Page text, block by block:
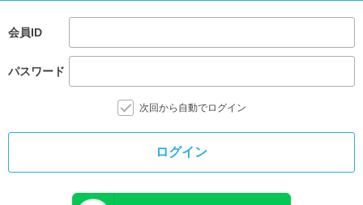
会員ID
パスワード
次回から自動でログイン
ログイン